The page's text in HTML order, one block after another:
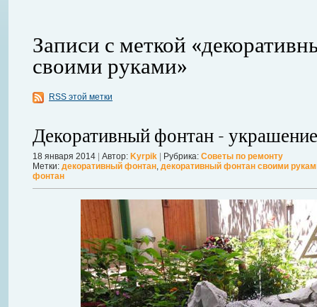
течение пары недель их может стать уже вдвое, а то и втрое
в первые часы принять меры. А именно: обратиться в
Далее...
Записи с меткой
своими руками»
RSS этой метки
Декоративный фонтан -
18 января 2014 Автор: Kyrpik Рубрика: Советы по ремонту
Метки: декоративный фонтан, декоративный фонтан своими
фонтан